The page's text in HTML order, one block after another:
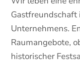
Gastfreundschaft
Unternehmens.
Raumangebote,
historischer